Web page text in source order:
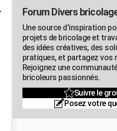
Forum Divers
Une source d'inspiration
projets de bricolage et
des idées créatives, des
pratiques, et partagez vos
Rejoignez une
bricoleurs passionnés.
Suivre le
Posez votre